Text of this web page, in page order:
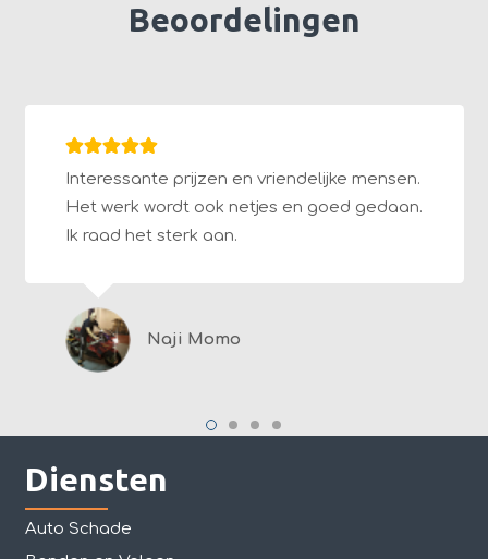
Beoordelingen
Interessante prijzen en vriendelijke mensen.
Het werk wordt ook netjes en goed gedaan.
Ik raad het sterk aan.
Naji Momo
Diensten
Auto Schade